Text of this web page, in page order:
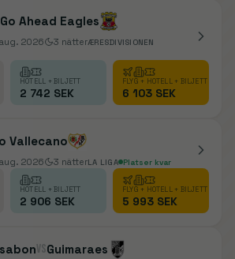
Go Ahead Eagles
aug. 2026 3 nätterÆRESDIVISIONEN
HOTELL + BILJETT
2 742 SEK
FLYG + HOTELL + BILJETT
6 103 SEK
Vallecano
aug. 2026 3 nätterLA LIGA Platser kvar
HOTELL + BILJETT
2 906 SEK
FLYG + HOTELL + BILJETT
5 993 SEK
vsGuimaraes